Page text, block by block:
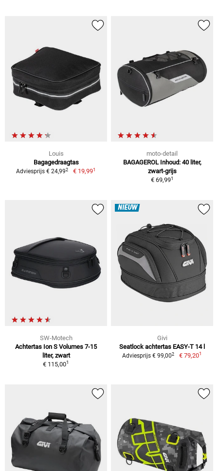
Louis
Bagagedraagtas
Adviesprijs € 24,992 € 19,991
moto-detail
BAGAGEROL Inhoud: 40 liter,
zwart-grijs
€ 69,991
SW-Motech
Achtertas Ion S Volumes 7-15
liter, zwart
€ 115,001
NIEUW
Givi
Seatlock achtertas EASY-T 14 l
Adviesprijs € 99,002 € 79,201